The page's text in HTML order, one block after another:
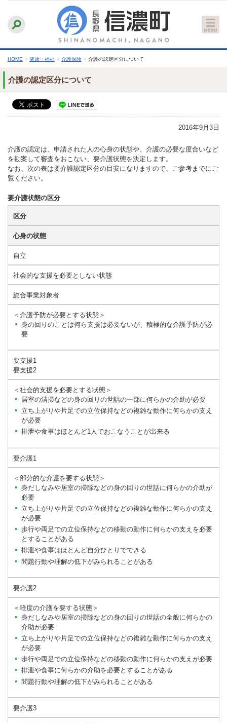
文
へ
ふりがなをつける
文字サイズ
縮小 標準 拡大
HOME › 健康・福祉 › 介護保険 › 介護の認定区分について
介護の認定区分について
2016年9月3日
介護の認定は、申請された人の心身の状態や、介護の必要な度合いなど
を勘案して審査をおこない、要介護状態を決定します。
なお、次の表は要介護認定区分の目安になりますので、ご参考までにご
覧ください。
要介護状態の区分
区分
心身の状態
自立
社会的な支援を必要としない状態
総合事業対象者
＜介護予防が必要とする状態＞
身の回りのことは何ら支援は必要ないが、積極的な介護予防が必
要
要支援1
要支援2
＜社会的支援を必要とする状態＞
居室の清掃などの身の回りの世話の一部に何らかの介助が必要
立ち上がりや片足での立位保持などの複雑な動作に何らかの支え
が必要
排泄や食事はほとんど1人でおこなうことが出来る
要介護1
＜部分的な介護を要する状態＞
身だしなみや居室の掃除などの身の回りの世話に何らかの介助が
必要
立ち上がりや片足での立位保持などの複雑な動作に何らかの支え
が必要
歩行や両足での立位保持などの移動の動作に何らかの支えを必要
とすることがある
排泄や食事はほとんど自分ひとりでできる
問題行動や理解の低下がみられることがある
要介護2
＜軽度の介護を要する状態＞
身だしなみや居室の掃除などの身の回りの世話の全般に何らかの
介助が必要
立ち上がりや片足での立位保持などの複雑な動作に何らかの支え
が必要
歩行や両足での立位保持などの移動の動作に何らかの支えが必要
排泄や食事に何らかの介助を必要とすることがある
問題行動や理解の低下がみられることがある
要介護3